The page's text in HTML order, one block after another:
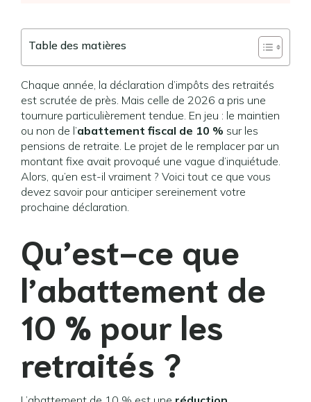
Table des matières
Chaque année, la déclaration d’impôts des retraités
est scrutée de près. Mais celle de 2026 a pris une
tournure particulièrement tendue. En jeu : le maintien
ou non de l’abattement fiscal de 10 % sur les
pensions de retraite. Le projet de le remplacer par un
montant fixe avait provoqué une vague d’inquiétude.
Alors, qu’en est-il vraiment ? Voici tout ce que vous
devez savoir pour anticiper sereinement votre
prochaine déclaration.
Qu’est-ce que
l’abattement de
10 % pour les
retraités ?